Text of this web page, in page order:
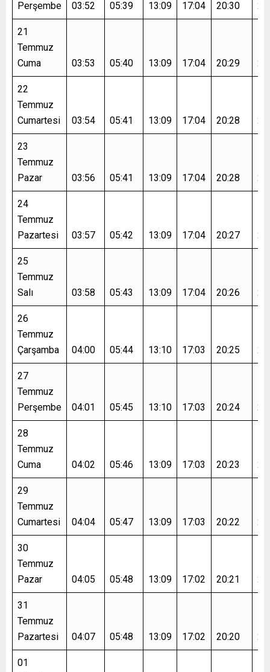
Perşembe 03:52 05:39 13:09 17:04 20:30
21
Temmuz
Cuma
03:53 05:40 13:09 17:04 20:29
22
Temmuz
Cumartesi
03:54 05:41 13:09 17:04 20:28
23
Temmuz
Pazar
03:56 05:41 13:09 17:04 20:28
24
Temmuz
Pazartesi
03:57 05:42 13:09 17:04 20:27
25
Temmuz
Salı
03:58 05:43 13:09 17:04 20:26
26
Temmuz
Çarşamba
04:00 05:44 13:10 17:03 20:25
27
Temmuz
Perşembe
04:01 05:45 13:10 17:03 20:24
28
Temmuz
Cuma
04:02 05:46 13:09 17:03 20:23
29
Temmuz
Cumartesi
04:04 05:47 13:09 17:03 20:22
30
Temmuz
Pazar
04:05 05:48 13:09 17:02 20:21
31
Temmuz
Pazartesi
04:07 05:48 13:09 17:02 20:20
01